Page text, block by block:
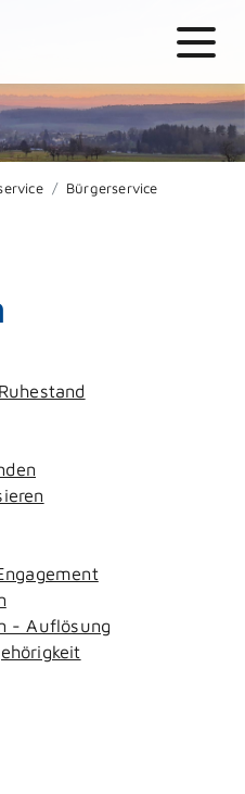
Bürgerservice
- Auflösung